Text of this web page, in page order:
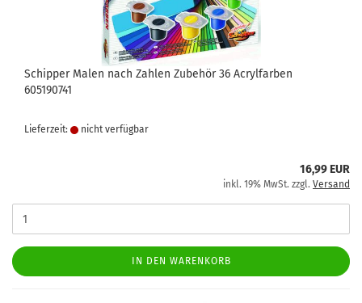
Schipper Malen nach Zahlen Zubehör 36 Acrylfarben
605190741
Lieferzeit: nicht verfügbar
16,99 EUR
inkl. 19% MwSt. zzgl. Versand
IN DEN WARENKORB